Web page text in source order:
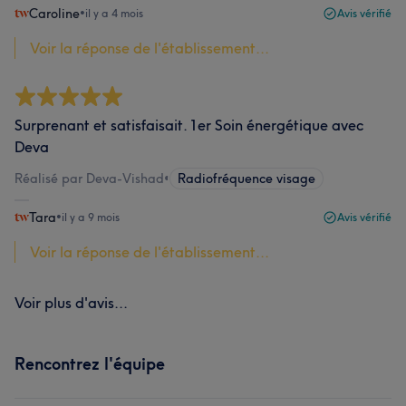
Caroline•il y a 4 mois Avis vérifié
Voir la réponse de l'établissement...
Surprenant et satisfaisait. 1er Soin énergétique avec
Deva
Réalisé par Deva-Vishad• Radiofréquence visage
Tara•il y a 9 mois Avis vérifié
Voir la réponse de l'établissement...
Voir plus d'avis...
Rencontrez l'équipe